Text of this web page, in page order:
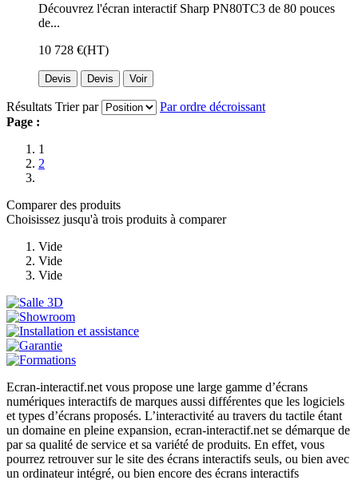
Découvrez l'écran interactif Sharp PN80TC3 de 80 pouces
de...
10 728 €(HT)
Devis Devis Voir
Résultats Trier par
Par ordre décroissant
Page :
1
2
Comparer des produits
Choisissez jusqu'à trois produits à comparer
Vide
Vide
Vide
Ecran-interactif.net vous propose une large gamme d’écrans
numériques interactifs de marques aussi différentes que les logiciels
et types d’écrans proposés. L’interactivité au travers du tactile étant
un domaine en pleine expansion, ecran-interactif.net se démarque de
par sa qualité de service et sa variété de produits. En effet, vous
pourrez retrouver sur le site des écrans interactifs seuls, ou bien avec
un ordinateur intégré, ou bien encore des écrans interactifs